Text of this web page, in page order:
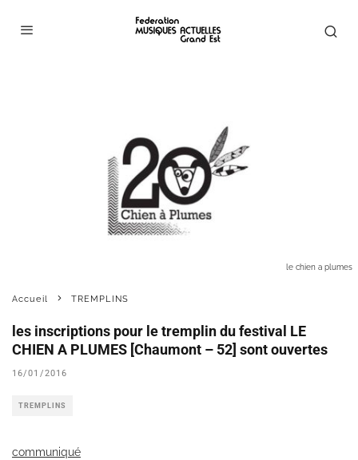
le chien a plumes
Accueil TREMPLINS
les inscriptions pour le tremplin du festival LE
CHIEN A PLUMES [Chaumont – 52] sont ouvertes
16/01/2016
TREMPLINS
communiqué